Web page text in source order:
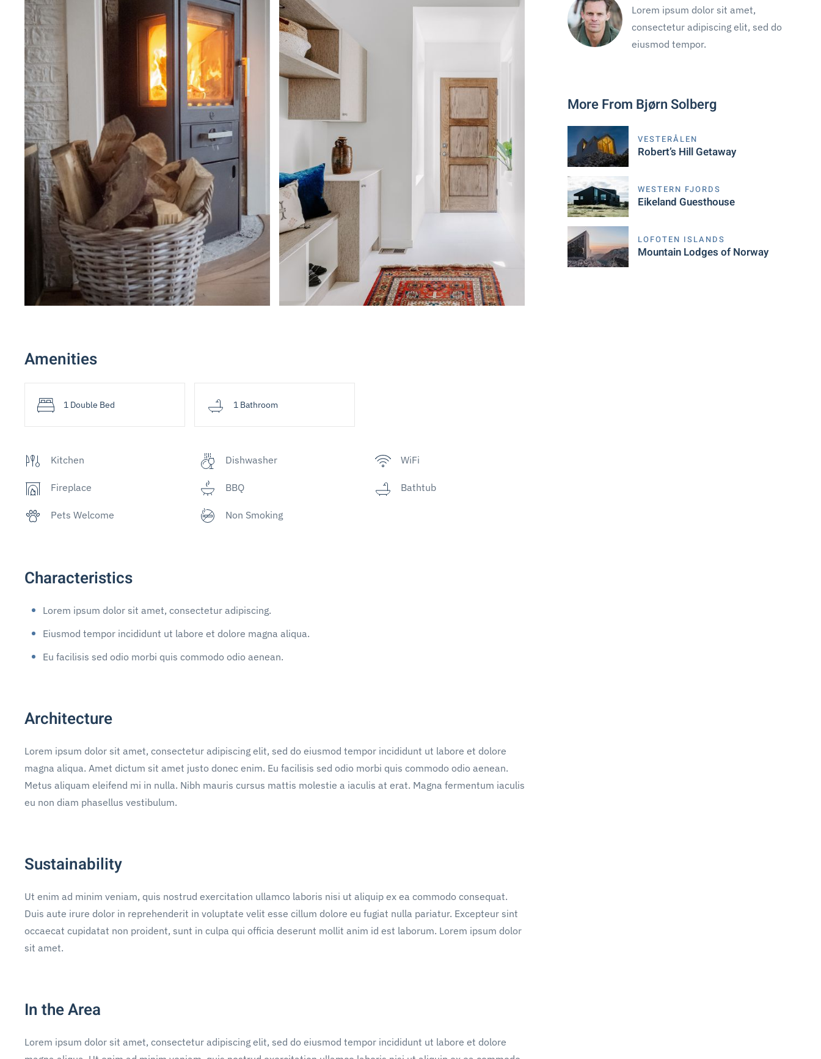
Amenities
1 Double Bed 1 Bathroom
Kitchen Dishwasher WiFi
Fireplace BBQ Bathtub
Pets Welcome Non Smoking
Characteristics
Lorem ipsum dolor sit amet, consectetur adipiscing.
Eiusmod tempor incididunt ut labore et dolore magna aliqua.
Eu facilisis sed odio morbi quis commodo odio aenean.
Architecture
Lorem ipsum dolor sit amet, consectetur adipiscing elit, sed do eiusmod tempor incididunt ut labore et dolore
magna aliqua. Amet dictum sit amet justo donec enim. Eu facilisis sed odio morbi quis commodo odio aenean.
Metus aliquam eleifend mi in nulla. Nibh mauris cursus mattis molestie a iaculis at erat. Magna fermentum iaculis
eu non diam phasellus vestibulum.
Sustainability
Ut enim ad minim veniam, quis nostrud exercitation ullamco laboris nisi ut aliquip ex ea commodo consequat.
Duis aute irure dolor in reprehenderit in voluptate velit esse cillum dolore eu fugiat nulla pariatur. Excepteur sint
occaecat cupidatat non proident, sunt in culpa qui officia deserunt mollit anim id est laborum. Lorem ipsum dolor
sit amet.
In the Area
Lorem ipsum dolor sit amet, consectetur adipiscing elit, sed do eiusmod tempor incididunt ut labore et dolore
Lorem ipsum dolor sit amet,
consectetur adipiscing elit, sed do
eiusmod tempor.
More From Bjørn Solberg
VESTERÅLEN
Robert’s Hill Getaway
WESTERN FJORDS
Eikeland Guesthouse
LOFOTEN ISLANDS
Mountain Lodges of Norway